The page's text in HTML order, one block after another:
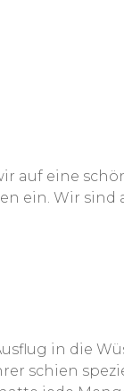
auf eine
ein. Wir
in die
schien